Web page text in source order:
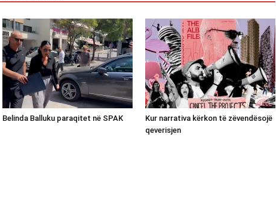
Belinda Balluku paraqitet në SPAK
Kur narrativa kërkon të zëvendësojë
qeverisjen